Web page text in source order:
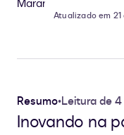
Atualizado em
Resumo•Leitura de 4
Inovando na